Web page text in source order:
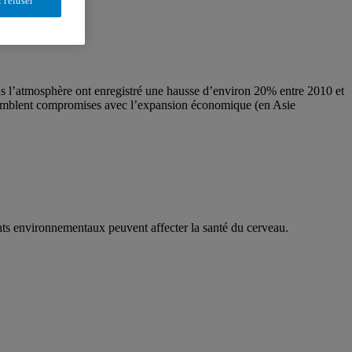
ont enregistré une hausse d’environ 20% entre 2010 et
compromises avec l’expansion économique (en Asie
environnementaux peuvent affecter la santé du cerveau.